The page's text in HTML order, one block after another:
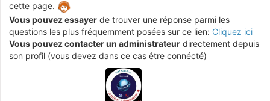
cette page.
Vous pouvez essayer de trouver une réponse parmi les
questions les plus fréquemment posées sur ce lien: Cliquez ici
Vous pouvez contacter un administrateur directement depuis
son profil (vous devez dans ce cas être connécté)